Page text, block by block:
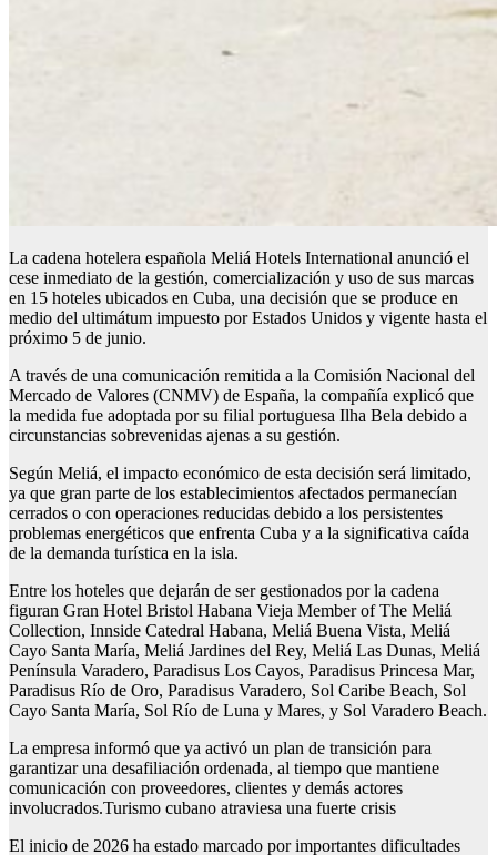
La cadena hotelera española Meliá Hotels International anunció el
cese inmediato de la gestión, comercialización y uso de sus marcas
en 15 hoteles ubicados en Cuba, una decisión que se produce en
medio del ultimátum impuesto por Estados Unidos y vigente hasta el
próximo 5 de junio.
A través de una comunicación remitida a la Comisión Nacional del
Mercado de Valores (CNMV) de España, la compañía explicó que
la medida fue adoptada por su filial portuguesa Ilha Bela debido a
circunstancias sobrevenidas ajenas a su gestión.
Según Meliá, el impacto económico de esta decisión será limitado,
ya que gran parte de los establecimientos afectados permanecían
cerrados o con operaciones reducidas debido a los persistentes
problemas energéticos que enfrenta Cuba y a la significativa caída
de la demanda turística en la isla.
Entre los hoteles que dejarán de ser gestionados por la cadena
figuran Gran Hotel Bristol Habana Vieja Member of The Meliá
Collection, Innside Catedral Habana, Meliá Buena Vista, Meliá
Cayo Santa María, Meliá Jardines del Rey, Meliá Las Dunas, Meliá
Península Varadero, Paradisus Los Cayos, Paradisus Princesa Mar,
Paradisus Río de Oro, Paradisus Varadero, Sol Caribe Beach, Sol
Cayo Santa María, Sol Río de Luna y Mares, y Sol Varadero Beach.
La empresa informó que ya activó un plan de transición para
garantizar una desafiliación ordenada, al tiempo que mantiene
comunicación con proveedores, clientes y demás actores
involucrados.Turismo cubano atraviesa una fuerte crisis
El inicio de 2026 ha estado marcado por importantes dificultades